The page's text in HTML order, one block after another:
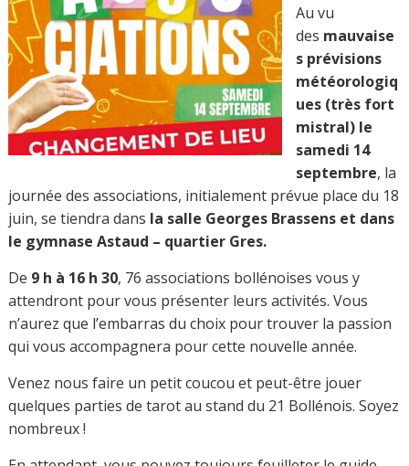
Au vu
des mauvaise
s prévisions
météorologiq
ues (très fort
mistral) le
samedi 14
septembre, la
journée des associations, initialement prévue place du 18
juin, se tiendra dans la salle Georges Brassens et dans
le gymnase Astaud – quartier Gres.
De 9 h à 16 h 30, 76 associations bollénoises vous y
attendront pour vous présenter leurs activités. Vous
n’aurez que l’embarras du choix pour trouver la passion
qui vous accompagnera pour cette nouvelle année.
Venez nous faire un petit coucou et peut-être jouer
quelques parties de tarot au stand du 21 Bollénois. Soyez
nombreux !